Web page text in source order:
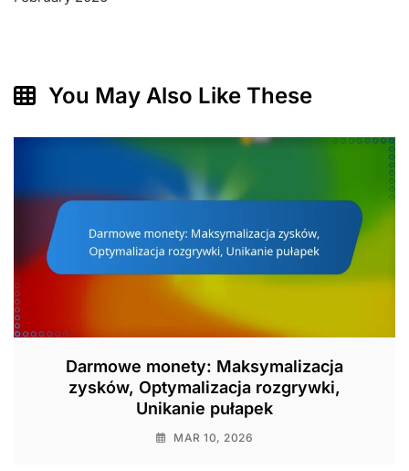
You May Also Like These
Darmowe monety: Maksymalizacja
zysków, Optymalizacja rozgrywki,
Unikanie pułapek
MAR 10, 2026